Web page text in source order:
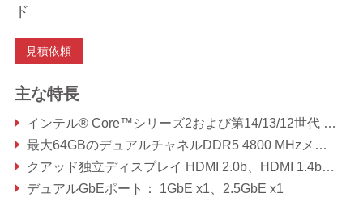
ド
見積依頼
主な特長
インテル® Core™シリーズ2および第14/13/12世代 Core™ プロセッサとQ670 チップセット、最大 65W
最大64GBのデュアルチャネルDDR5 4800 MHzメモリ
クアッド独立ディスプレイ HDMI 2.0b、HDMI 1.4b、DP 1.4a、LVDSまたはeDP
デュアルGbEポート： 1GbE x1、2.5GbE x1